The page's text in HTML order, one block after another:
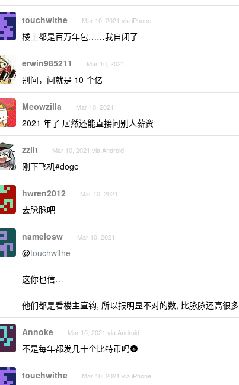
touchwithe Mar 10, 2021 via iPhone
楼上都是百万年包……我自闭了
erwin985211 Mar 10, 2021
别问，问就是 10 个亿
Meowzilla Mar 10, 2021
2021 年了 居然还能直接问别人薪资
zzlit Mar 10, 2021 via Android
刚下飞机#doge
hwren2012 Mar 10, 2021
去脉脉吧
namelosw Mar 10, 2021
@touchwithe
这你也信…
他们都是看楼主直钩, 所以报明显不对的数, 比脉脉还高很多
Annoke Mar 10, 2021 via Android
不是每年都发几十个比特币吗🌚
touchwithe Mar 10, 2021 via iPhone